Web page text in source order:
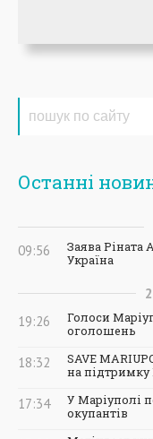
Останні
09:56
Заява Ріната
Україна
19:26
Голоси
оголошень
18:32
SAVE
на підтримку
17:34
У Маріуполі
окупантів